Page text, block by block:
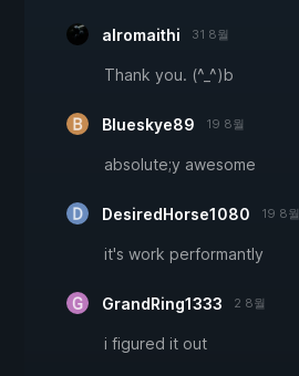
alromaithi 31 8월
Thank you. (^_^)b
Blueskye89 19 8월
absolute;y awesome
DesiredHorse1080 19 8월
it's work performantly
GrandRing1333 2 8월
i figured it out